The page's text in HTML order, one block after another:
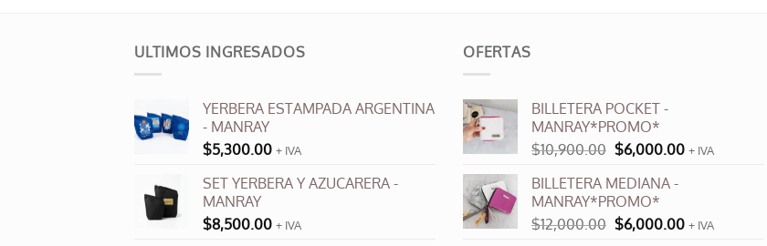
ULTIMOS INGRESADOS
YERBERA ESTAMPADA ARGENTINA
- MANRAY
$5,300.00 + IVA
SET YERBERA Y AZUCARERA -
MANRAY
$8,500.00 + IVA
OFERTAS
BILLETERA POCKET -
MANRAY*PROMO*
$10,900.00 El
original
era:
$10,900.00.
$6,000.00El
$6,000.00.
+ IVA
BILLETERA MEDIANA -
MANRAY*PROMO*
$12,000.00 El
$6,000.00El+ IVA